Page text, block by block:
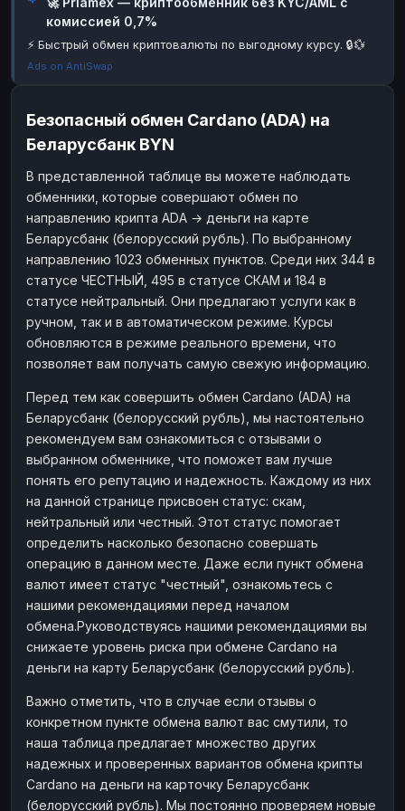
Наличные
Наличные USD Наличные USD
комиссией 0,7%
⚡ Быстрый обмен криптовалюты по выгодному курсу. 🔒💱
Ads on AntiSwap
Безопасный обмен Cardano (ADA) на
Беларусбанк BYN
В представленной таблице вы можете наблюдать
обменники, которые совершают обмен по
направлению крипта ADA → деньги на карте
Беларусбанк (белорусский рубль). По выбранному
направлению 1023 обменных пунктов. Среди них 344 в
статусе ЧЕСТНЫЙ, 495 в статусе СКАМ и 184 в
статусе нейтральный. Они предлагают услуги как в
ручном, так и в автоматическом режиме. Курсы
обновляются в режиме реального времени, что
позволяет вам получать самую свежую информацию.
Перед тем как совершить обмен Cardano (ADA) на
Беларусбанк (белорусский рубль), мы настоятельно
рекомендуем вам ознакомиться с отзывами о
выбранном обменнике, что поможет вам лучше
понять его репутацию и надежность. Каждому из них
на данной странице присвоен статус: скам,
нейтральный или честный. Этот статус помогает
определить насколько безопасно совершать
операцию в данном месте. Даже если пункт обмена
валют имеет статус "честный", ознакомьтесь с
нашими рекомендациями перед началом
обмена.Руководствуясь нашими рекомендациями вы
снижаете уровень риска при обмене Cardano на
деньги на карту Беларусбанк (белорусский рубль).
Важно отметить, что в случае если отзывы о
конкретном пункте обмена валют вас смутили, то
наша таблица предлагает множество других
надежных и проверенных вариантов обмена крипты
Cardano на деньги на карточку Беларусбанк
(белорусский рубль). Мы постоянно проверяем новые